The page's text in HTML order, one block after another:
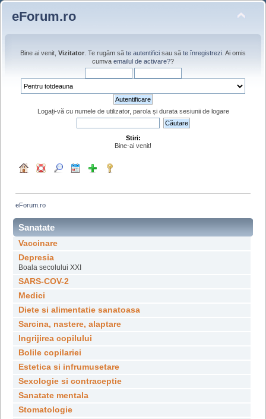
eForum.ro
Bine ai venit, Vizitator . Te rugăm să te autentifici sau să te înregistrezi . Ai omis
cumva emailul de activare??
Logați-vă cu numele de utilizator, parola și durata sesiunii de logare
Stiri:
Bine-ai venit!
eForum.ro
Sanatate
Vaccinare
Depresia
Boala secolului XXI
SARS-COV-2
Medici
Diete si alimentatie sanatoasa
Sarcina, nastere, alaptare
Ingrijirea copilului
Bolile copilariei
Estetica si infrumusetare
Sexologie si contraceptie
Sanatate mentala
Stomatologie